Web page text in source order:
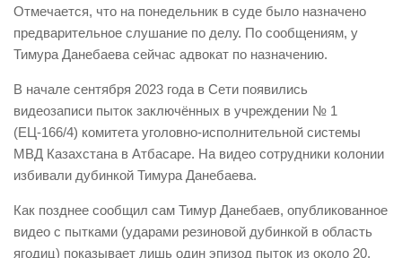
Отмечается, что на понедельник в суде было назначено
предварительное слушание по делу. По сообщениям, у
Тимура Данебаева сейчас адвокат по назначению.
В начале сентября 2023 года в Сети появились
видеозаписи пыток заключённых в учреждении № 1
(ЕЦ-166/4) комитета уголовно-исполнительной системы
МВД Казахстана в Атбасаре. На видео сотрудники колонии
избивали дубинкой Тимура Данебаева.
Как позднее сообщил сам Тимур Данебаев, опубликованное
видео с пытками (ударами резиновой дубинкой в область
ягодиц) показывает лишь один эпизод пыток из около 20,